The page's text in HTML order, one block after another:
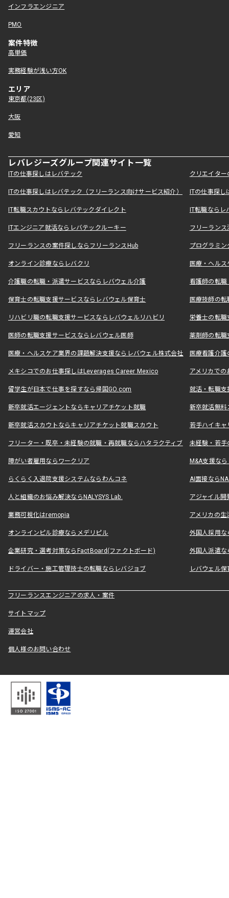
インフラエンジニア
PMO
案件特徴
高単価
実務経験が浅い方OK
エリア
東京都(23区)
大阪
愛知
レバレジーズグループ関連サイト一覧
ITの仕事探しはレバテック クリエイタ
ITの仕事探しはレバテック（フリーランス向けサービス紹介） ITの仕事探
IT転職スカウトならレバテックダイレクト IT転職なら
ITエンジニア就活ならレバテックルーキー フリーラン
フリーランスの案件探しならフリーランスHub プログラミ
オンライン診療ならレバクリ 医療・ヘル
介護職の転職・派遣サービスならレバウェル介護 看護師の転
保育士の転職支援サービスならレバウェル保育士 医療技師の
リハビリ職の転職支援サービスならレバウェルリハビリ 栄養士の転
医師の転職支援サービスならレバウェル医師 薬剤師の転
医療・ヘルスケア業界の課題解決支援ならレバウェル株式会社 医療看護介
メキシコでのお仕事探しはLeverages Career Mexico アメリカで
留学生が日本で仕事を探すなら帰国GO.com 就活・転職
新卒就活エージェントならキャリアチケット就職 新卒就活無料
新卒就活スカウトならキャリアチケット就職スカウト 若手ハイキ
フリーター・既卒・未経験の就職・再就職ならハタラクティブ 未経験・若手
障がい者雇用ならワークリア M&A支援な
らくらく入退院支援システムならわんコネ AI面接なら
人と組織のお悩み解決ならNALYSYS Lab. アジャイル
業務可視化はremopia アメリカの
オンラインピル診療ならメデリピル 外国人採用
企業研究・選考対策ならFactBoard(ファクトボード) 外国人派遣な
ドライバー・施工管理技士の転職ならレバジョブ レバウェル
フリーランスエンジニアの求人・案件
サイトマップ
運営会社
個人様のお問い合わせ